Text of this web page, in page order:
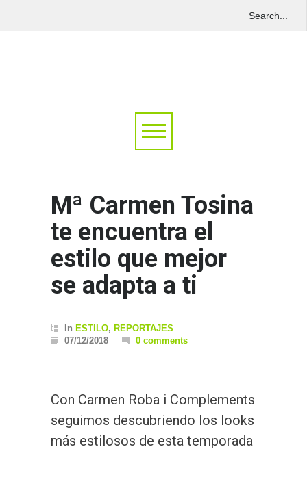
Mª Carmen Tosina
te encuentra el
estilo que mejor
se adapta a ti
In ESTILO, REPORTAJES
07/12/2018
0 comments
Con Carmen Roba i Complements
seguimos descubriendo los looks
más estilosos de esta temporada